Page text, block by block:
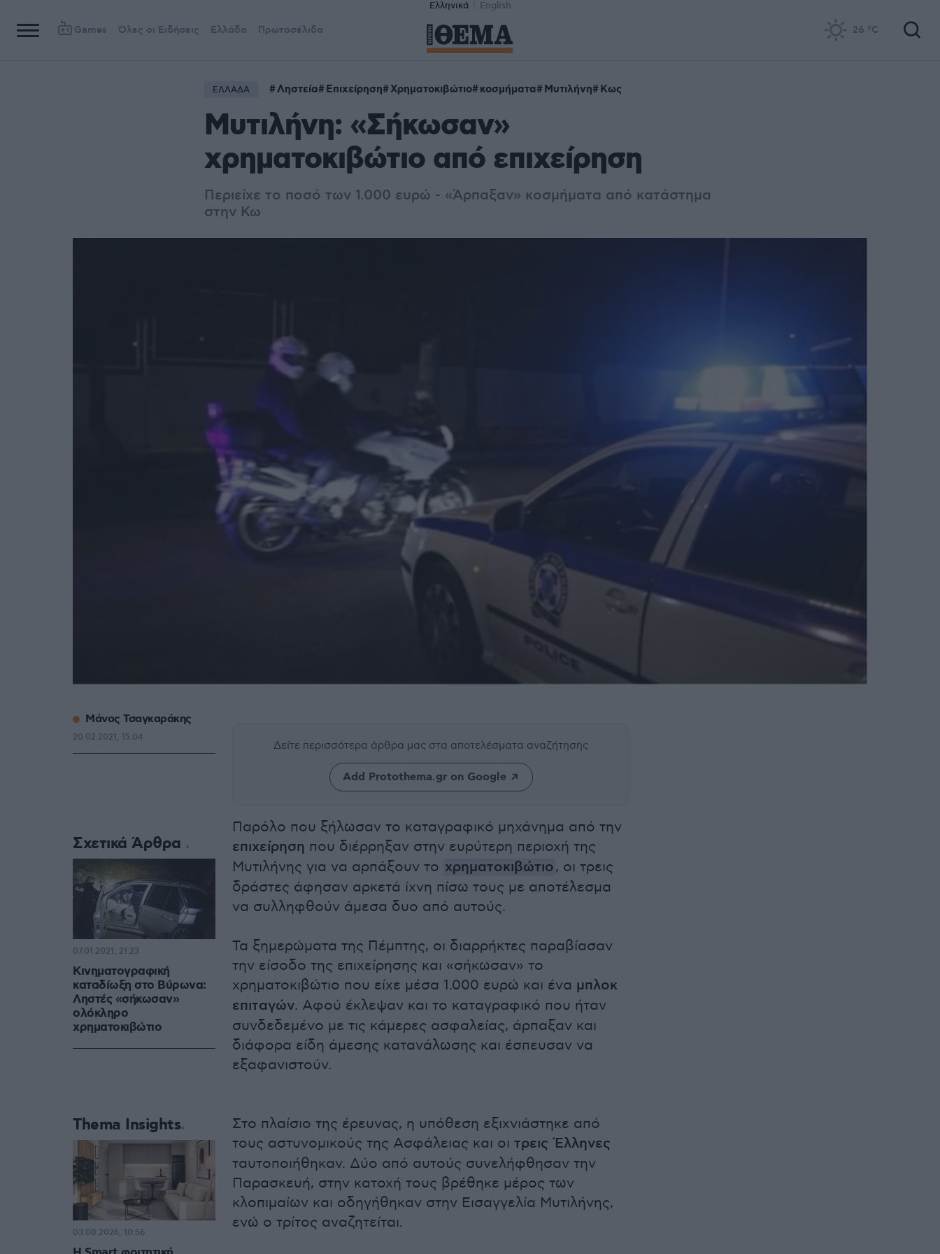
Ελληνικά English
Games Όλες οι Ειδήσεις Ελλάδα Πρωτοσέλιδα 26 °C
ΕΛΛΑΔΑ Ληστεία Επιχείρηση Χρηματοκιβώτιο κοσμήματα Μυτιλήνη Κως
Μυτιλήνη: «Σήκωσαν»
χρηματοκιβώτιο από επιχείρηση
Περιείχε το ποσό των 1.000 ευρώ - «Άρπαξαν» κοσμήματα από κατάστημα
στην Κω
Δείτε περισσότερα άρθρα μας στα αποτελέσματα αναζήτησης
Add Protothema.gr on Google
Παρόλο που ξήλωσαν το καταγραφικό μηχάνημα από την
επιχείρηση που διέρρηξαν στην ευρύτερη περιοχή της
Μυτιλήνης για να αρπάξουν το χρηματοκιβώτιο, οι τρεις
δράστες άφησαν αρκετά ίχνη πίσω τους με αποτέλεσμα
να συλληφθούν άμεσα δυο από αυτούς.
Τα ξημερώματα της Πέμπτης, οι διαρρήκτες παραβίασαν
την είσοδο της επιχείρησης και «σήκωσαν» το
χρηματοκιβώτιο που είχε μέσα 1.000 ευρώ και ένα μπλοκ
επιταγών. Αφού έκλεψαν και το καταγραφικό που ήταν
συνδεδεμένο με τις κάμερες ασφαλείας, άρπαξαν και
διάφορα είδη άμεσης κατανάλωσης και έσπευσαν να
εξαφανιστούν.
Στο πλαίσιο της έρευνας, η υπόθεση εξιχνιάστηκε από
τους αστυνομικούς της Ασφάλειας και οι τρεις Έλληνες
ταυτοποιήθηκαν. Δύο από αυτούς συνελήφθησαν την
Παρασκευή, στην κατοχή τους βρέθηκε μέρος των
κλοπιμαίων και οδηγήθηκαν στην Εισαγγελία Μυτιλήνης,
ενώ ο τρίτος αναζητείται.
Μάνος Τσαγκαράκης
20.02.2021, 15:04
Σχετικά Άρθρα
Κινηματογραφική
καταδίωξη στο Βύρωνα:
Ληστές «σήκωσαν»
ολόκληρο
χρηματοκιβώτιο
07.01.2021, 21:23
Thema Insights
03.08.2026, 10:56